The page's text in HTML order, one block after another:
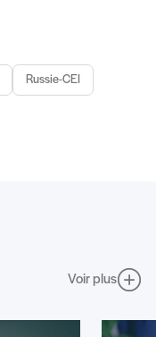
Russie-CEI
Voir plus